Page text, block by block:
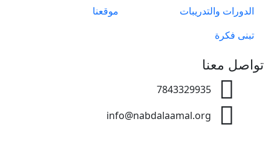
الدورات والتدريبات
تبنى فكرة
موقعنا
تواصل معنا
7843329935
info@nabdalaamal.org